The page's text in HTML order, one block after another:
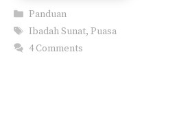
Categories
Panduan
Tags
Ibadah Sunat,Puasa
4 Comments